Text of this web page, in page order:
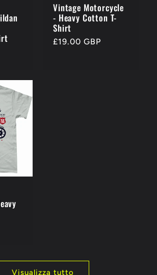
Vintage Motorcycle
- Heavy Cotton T-
Shirt
Prezzo
£19.00 GBP
Visualizza tutto